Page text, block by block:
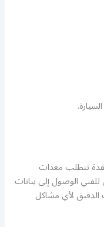
تتطلب معدات
الوصول إلى بيانات
لأي مشاكل